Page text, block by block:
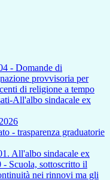
- Domande di
provvisoria per
di religione a tempo
All'albo sindacale ex
- trasparenza graduatorie
All'albo sindacale ex
- Scuola, sottoscritto il
nei rinnovi ma gli